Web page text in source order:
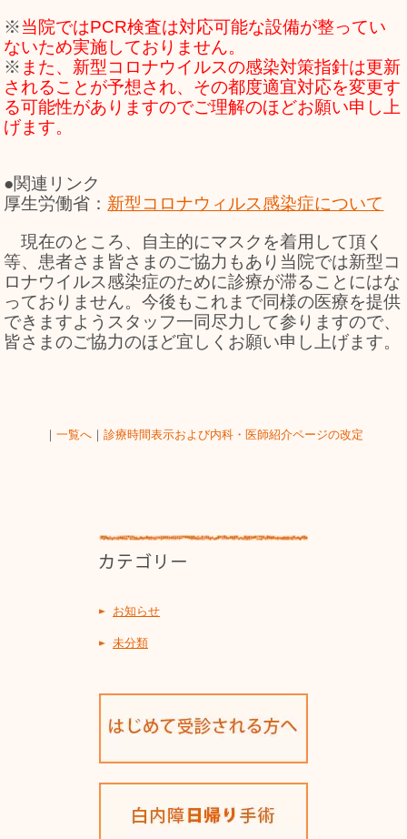
※当院ではPCR検査は対応可能な設備が整ってい
ないため実施しておりません。
※ また、新型コロナウイルスの感染対策指針は更新
されることが予想され、その都度適宜対応を変更す
る可能性がありますのでご理解のほどお願い申し上
げます。
●関連リンク
厚生労働省： 新型コロナウィルス感染症について
現在のところ、自主的にマスクを着用して頂く
等、患者さま皆さまのご協力もあり当院では新型コ
ロナウイルス感染症のために診療が滞ることにはな
っておりません。今後もこれまで同様の医療を提供
できますようスタッフ一同尽力して参りますので、
皆さまのご協力のほど宜しくお願い申し上げます。
｜ 一覧へ｜ 診療時間表示および内科・医師紹介ページの改定
お知らせ
未分類